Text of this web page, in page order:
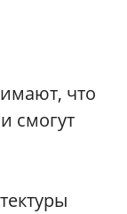
что
смогут